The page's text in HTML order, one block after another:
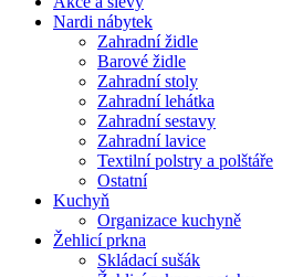
Nardi nábytek
Zahradní židle
Barové židle
Zahradní stoly
Zahradní lehátka
Zahradní sestavy
Zahradní lavice
Textilní polstry a polštáře
Ostatní
Kuchyň
Organizace kuchyně
Žehlicí prkna
Skládací sušák